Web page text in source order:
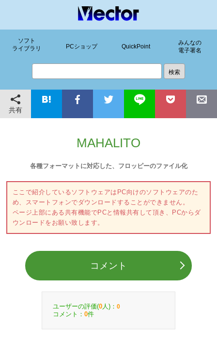
ソフト
ライブラリ
PCショップ QuickPoint
みんなの
電子署名
共有
MAHALITO
各種フォーマットに対応した、フロッピーのファイル化
ここで紹介しているソフトウェアはPC向けのソフトウェアのた
め、スマートフォンでダウンロードすることができません。
ページ上部にある共有機能でPCと情報共有して頂き、PCからダ
ウンロードをお願い致します。
コメント
ユーザーの評価(0 人)： 0
コメント： 0件